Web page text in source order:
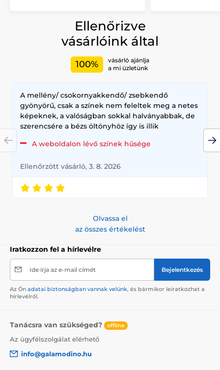
Ellenőrizve
vásárlóink által
100%
vásárló ajánlja
a mi üzletünk
A mellény/ csokornyakkendő/ zsebkendő
gyönyörű, csak a színek nem feleltek meg a netes
képeknek, a valóságban sokkal halványabbak, de
szerencsére a bézs öltönyhöz így is illik
A weboldalon lévő színek hűsége
Ellenőrzött vásárló, 3. 8. 2026
Olvassa el
az összes értékelést
Iratkozzon fel a hírlevélre
Ide írja az e-mail címét Bejelentkezés
Az Ön adatai biztonságban vannak velünk, és bármikor leiratkozhat a
hírlevélről.
Tanácsra van szükséged? offline
Az ügyfélszolgálat elérhető
info@galamodino.hu